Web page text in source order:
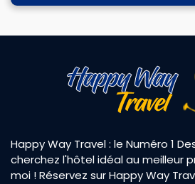
Happy Way Travel : le Numéro 1
cherchez l'hôtel idéal au meilleur
moi ! Réservez sur Happy Way